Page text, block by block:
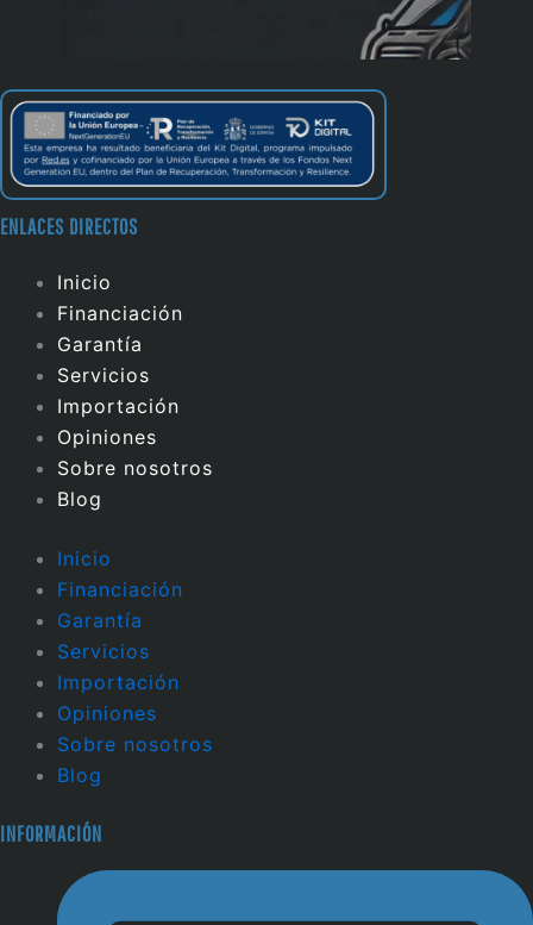
ENLACES DIRECTOS
Inicio
Financiación
Garantía
Servicios
Importación
Opiniones
Sobre nosotros
Blog
Inicio
Financiación
Garantía
Servicios
Importación
Opiniones
Sobre nosotros
Blog
INFORMACIÓN